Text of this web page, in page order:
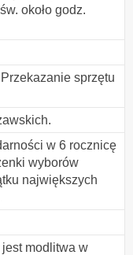
około godz.
sprzętu
w 6 rocznicę
wyborów
największych
modlitwa w